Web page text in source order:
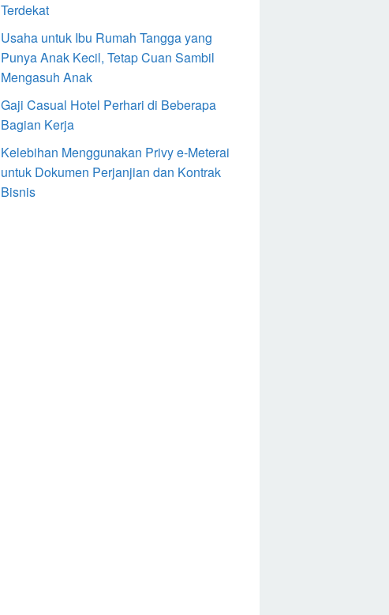
Terdekat
Usaha untuk Ibu Rumah Tangga yang
Punya Anak Kecil, Tetap Cuan Sambil
Mengasuh Anak
Gaji Casual Hotel Perhari di Beberapa
Bagian Kerja
Kelebihan Menggunakan Privy e-Meterai
untuk Dokumen Perjanjian dan Kontrak
Bisnis